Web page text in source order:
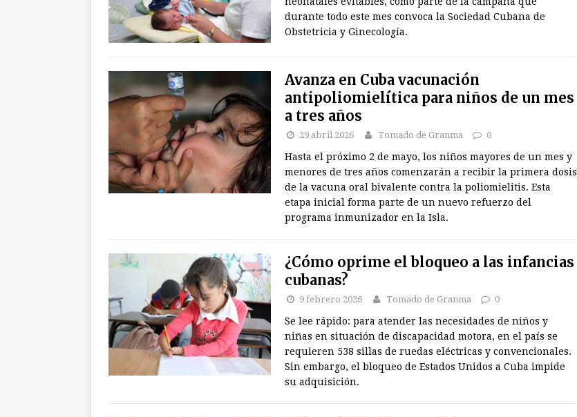
durante todo este mes convoca la Sociedad Cubana de
Obstetricia y Ginecología.
Avanza en Cuba vacunación
antipoliomielítica para niños de un mes
a tres años
29 abril 2026 Tomado de Granma 0
Hasta el próximo 2 de mayo, los niños mayores de un mes y
menores de tres años comenzarán a recibir la primera dosis
de la vacuna oral bivalente contra la poliomielitis. Esta
etapa inicial forma parte de un nuevo refuerzo del
programa inmunizador en la Isla.
¿Cómo oprime el bloqueo a las infancias
cubanas?
9 febrero 2026 Tomado de Granma 0
Se lee rápido: para atender las necesidades de niños y
niñas en situación de discapacidad motora, en el país se
requieren 538 sillas de ruedas eléctricas y convencionales.
Sin embargo, el bloqueo de Estados Unidos a Cuba impide
su adquisición.